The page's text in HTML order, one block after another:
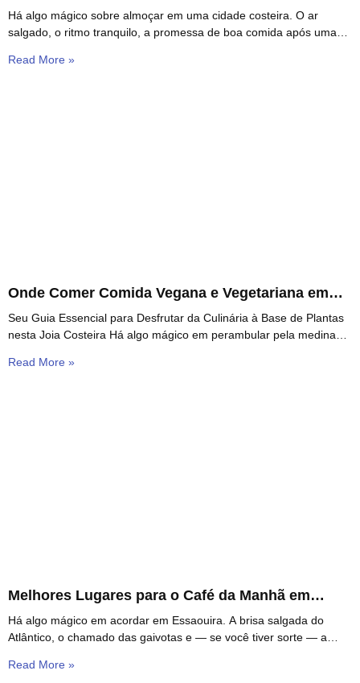
Há algo mágico sobre almoçar em uma cidade costeira. O ar
salgado, o ritmo tranquilo, a promessa de boa comida após uma
Read More »
Onde Comer Comida Vegana e Vegetariana em
Essaouira
Seu Guia Essencial para Desfrutar da Culinária à Base de Plantas
nesta Joia Costeira Há algo mágico em perambular pela medina
Read More »
Melhores Lugares para o Café da Manhã em
Essaouira
Há algo mágico em acordar em Essaouira. A brisa salgada do
Atlântico, o chamado das gaivotas e — se você tiver sorte — a
Read More »